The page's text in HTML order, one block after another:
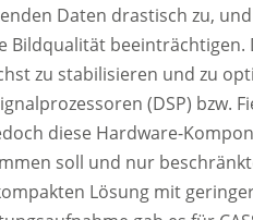
Daten drastisch zu,
beeinträchtigen.
zu stabilisieren und zu
(DSP) bzw.
diese Hardware-
soll und nur
Lösung mit